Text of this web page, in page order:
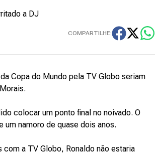
a DJ
COMPARTILHE:
Copa do Mundo pela TV Globo seriam
colocar um ponto final no noivado. O
um namoro de quase dois anos.
a TV Globo, Ronaldo não estaria